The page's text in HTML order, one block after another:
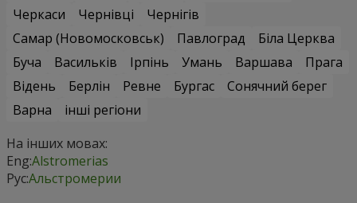
Черкаси
Чернівці
Чернігів
Самар (Новомосковськ)
Павлоград
Біла Церква
Буча
Васильків Ірпінь Умань Варшава
Прага
Відень
Берлін Ревне Бургас
Сонячний берег
Варна
інші регіони
На інших мовах:
Eng:Alstromerias
Рус:Альстромерии